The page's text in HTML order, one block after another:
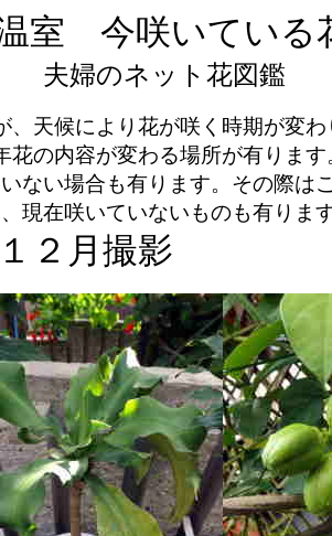
室 今咲いている
夫婦のネット花図鑑
、天候により花が咲く時期が
花の内容が変わる場所が有りま
ない場合も有ります。その際は
現在咲いていないものも有りま
１２月撮影